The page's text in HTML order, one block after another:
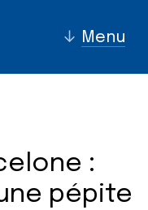
↓ Menu
:
pépite